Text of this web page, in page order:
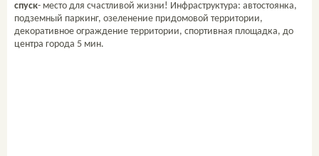
спуск- место для счастливой жизни! Инфраструктура: автостоянка,
подземный паркинг, озеленение придомовой территории,
декоративное ограждение территории, спортивная площадка, до
центра города 5 мин.